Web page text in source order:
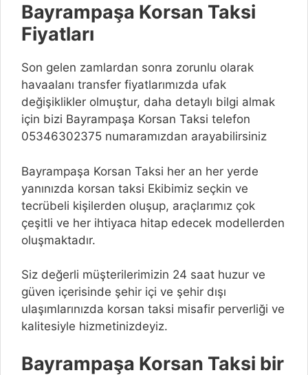
Bayrampaşa Korsan Taksi
Fiyatları
Son gelen zamlardan sonra zorunlu olarak
havaalanı transfer fiyatlarımızda ufak
değişiklikler olmuştur, daha detaylı bilgi almak
için bizi Bayrampaşa Korsan Taksi telefon
05346302375 numaramızdan arayabilirsiniz
Bayrampaşa Korsan Taksi her an her yerde
yanınızda korsan taksi Ekibimiz seçkin ve
tecrübeli kişilerden oluşup, araçlarımız çok
çeşitli ve her ihtiyaca hitap edecek modellerden
oluşmaktadır.
Siz değerli müşterilerimizin 24 saat huzur ve
güven içerisinde şehir içi ve şehir dışı
ulaşımlarınızda korsan taksi misafir perverliği ve
kalitesiyle hizmetinizdeyiz.
Bayrampaşa Korsan Taksi bir